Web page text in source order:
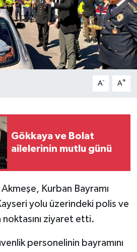
A- A+
Gökkaya ve Bolat
ailelerinin mutlu günü
Kurban Bayramı
yolu üzerindeki polis ve
ziyaret etti.
personelinin bayramını